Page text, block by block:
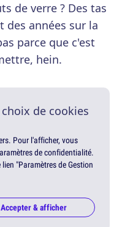
de verre ? Des tas
des années sur la
parce que c'est
hein.
de cookies
Pour l'afficher, vous
de confidentialité.
"Paramètres de Gestion
Accepter & afficher